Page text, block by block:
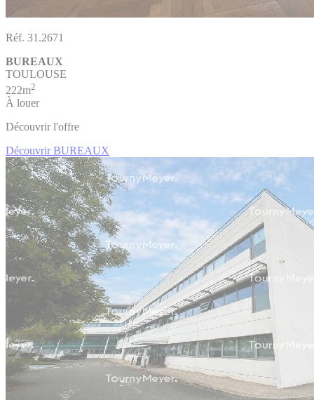
Réf. 31.2671
BUREAUX
TOULOUSE
222m2
À louer
Découvrir l'offre
Découvrir BUREAUX